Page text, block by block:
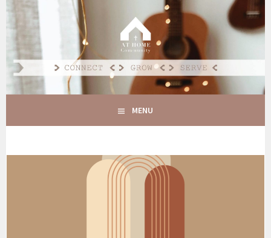
Spring
inhoud
AT HOME COMMUNITY
CONNECT GROW SERVE
MENU